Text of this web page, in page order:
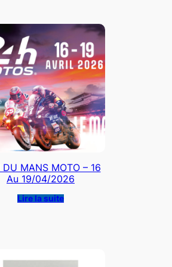
MANS MOTO – 16
Au 19/04/2026
Lire la suite